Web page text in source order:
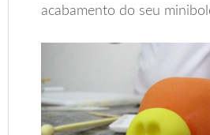
acabamento do seu